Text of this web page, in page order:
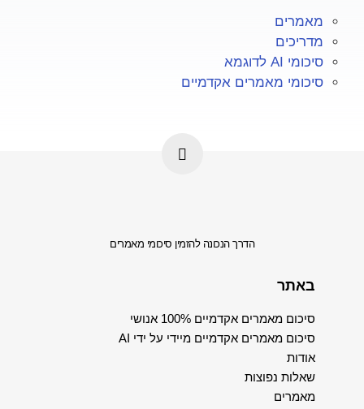
מאמרים
מדריכים
סיכומי AI לדוגמא
סיכומי מאמרים אקדמיים
הדרך הנכונה להזמין סיכומי מאמרים
באתר
סיכום מאמרים אקדמיים 100% אנושי
סיכום מאמרים אקדמיים מיידי על ידי AI
אודות
שאלות נפוצות
מאמרים